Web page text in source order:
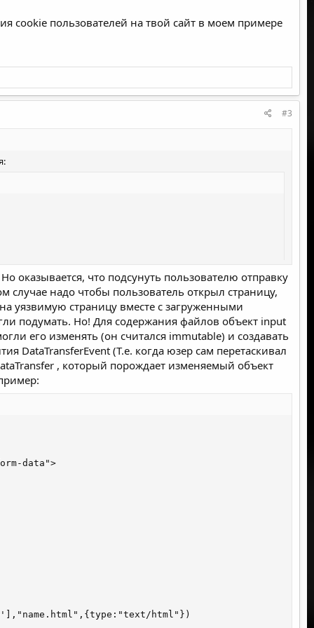
и нам выбросится уведомление с
cookie пользователей на твой сайт в моем примере
#3
фильтрация строк <script>
оказывается, что подсунуть пользователю отправку
случае надо чтобы пользователь открыл страницу,
уязвимую страницу вместе с загруженными
подумать. Но! Для содержания файлов объект input
его изменять (он считался immutable) и создавать
DataTransferEvent (Т.е. когда юзер сам перетаскивал
, который порождает изменяемый объект
data">
html"})